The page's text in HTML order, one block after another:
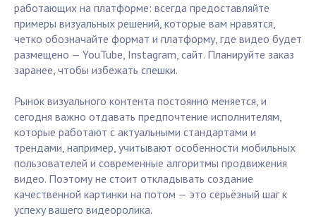
работающих на платформе: всегда предоставляйте
примеры визуальных решений, которые вам нравятся,
четко обозначайте формат и платформу, где видео будет
размещено — YouTube, Instagram, сайт. Планируйте заказ
заранее, чтобы избежать спешки.
Рынок визуального контента постоянно меняется, и
сегодня важно отдавать предпочтение исполнителям,
которые работают с актуальными стандартами и
трендами, например, учитывают особенности мобильных
пользователей и современные алгоритмы продвижения
видео. Поэтому не стоит откладывать создание
качественной картинки на потом — это серьёзный шаг к
успеху вашего видеоролика.